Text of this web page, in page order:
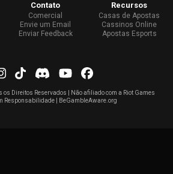
Contato
Comercial
Envie um Email
Enviar Feedback
Recursos
Casas de Apostas
Cassinos Online
Apostas Esports
os Direitos Reservados | Não afiliado com a Riot Games
Responsabilidade | BeGambleAware.org